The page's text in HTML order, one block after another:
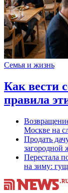
Семья и жизнь
Как вести
правила
Москве на
Продать
загородной
Перестала
на зиму: